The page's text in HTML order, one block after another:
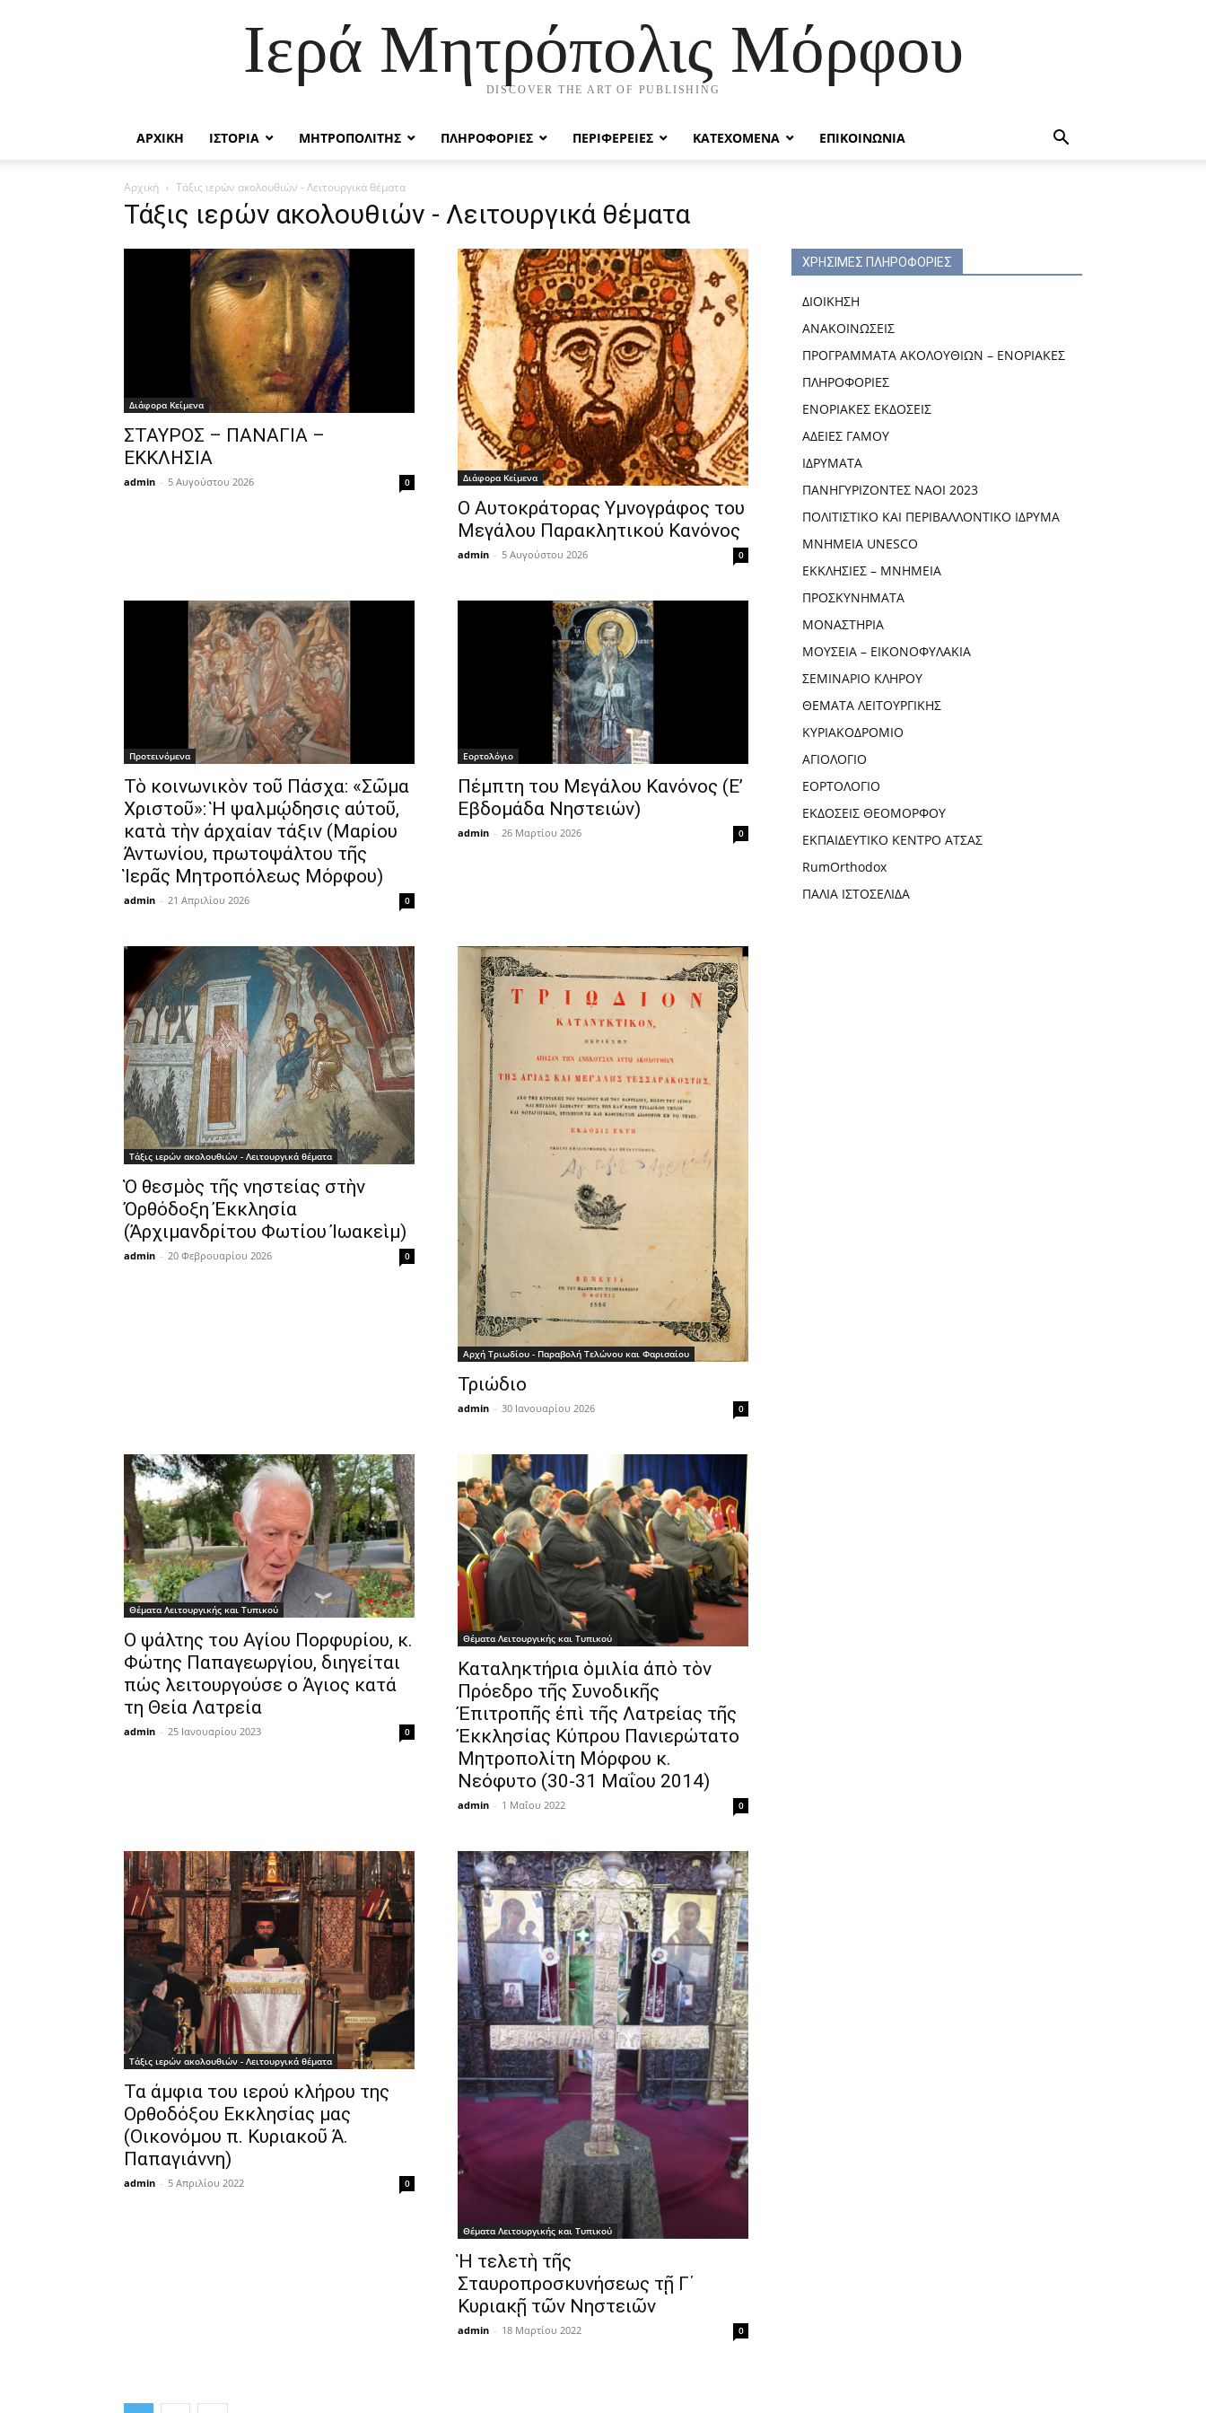
Ιερά Μητρόπολις Μόρφου
DISCOVER THE ART OF PUBLISHING
ΑΡΧΙΚΗ ΙΣΤΟΡΙΑ ΜΗΤΡΟΠΟΛΙΤΗΣ ΠΛΗΡΟΦΟΡΙΕΣ ΠΕΡΙΦΕΡΕΙΕΣ ΚΑΤΕΧΟΜΕΝΑ ΕΠΙΚΟΙΝΩΝΙΑ
Αρχική Τάξις ιερών ακολουθιών - Λειτουργικά θέματα
Τάξις ιερών ακολουθιών - Λειτουργικά θέματα
Διάφορα Κείμενα
ΣΤΑΥΡΟΣ – ΠΑΝΑΓΙΑ –
ΕΚΚΛΗΣΙΑ
admin - 5 Αυγούστου 2026 0 Διάφορα Κείμενα
Ο Αυτοκράτορας Υμνογράφος του
Μεγάλου Παρακλητικού Κανόνος
admin - 5 Αυγούστου 2026 0
Προτεινόμενα
Τὸ κοινωνικὸν τοῦ Πάσχα: «Σῶμα
Χριστοῦ»: Ἡ ψαλμῴδησις αὐτοῦ,
κατὰ τὴν ἀρχαίαν τάξιν (Μαρίου
Ἀντωνίου, πρωτοψάλτου τῆς
Ἱερᾶς Μητροπόλεως Μόρφου)
admin - 21 Απριλίου 2026 0
Εορτολόγιο
Πέμπτη του Μεγάλου Κανόνος (Ε’
Εβδομάδα Νηστειών)
admin - 26 Μαρτίου 2026 0
Τάξις ιερών ακολουθιών - Λειτουργικά θέματα
Ὁ θεσμὸς τῆς νηστείας στὴν
Ὀρθόδοξη Ἐκκλησία
(Ἀρχιμανδρίτου Φωτίου Ἰωακεὶμ)
admin - 20 Φεβρουαρίου 2026 0
Αρχή Τριωδίου - Παραβολή Τελώνου και Φαρισαίου
Τριώδιο
admin - 30 Ιανουαρίου 2026 0
Θέματα Λειτουργικής και Τυπικού
Ο ψάλτης του Αγίου Πορφυρίου, κ.
Φώτης Παπαγεωργίου, διηγείται
πώς λειτουργούσε ο Άγιος κατά
τη Θεία Λατρεία
admin - 25 Ιανουαρίου 2023 0
Θέματα Λειτουργικής και Τυπικού
Καταληκτήρια ὁμιλία ἀπὸ τὸν
Πρόεδρο τῆς Συνοδικῆς
Ἐπιτροπῆς ἐπὶ τῆς Λατρείας τῆς
Ἐκκλησίας Κύπρου Πανιερώτατο
Μητροπολίτη Μόρφου κ.
Νεόφυτο (30-31 Μαΐου 2014)
admin - 1 Μαΐου 2022 0
Τάξις ιερών ακολουθιών - Λειτουργικά θέματα
Τα άμφια του ιερού κλήρου της
Ορθοδόξου Εκκλησίας μας
(Οικονόμου π. Κυριακοῦ Ἀ.
Παπαγιάννη)
admin - 5 Απριλίου 2022 0
Θέματα Λειτουργικής και Τυπικού
Ἡ τελετὴ τῆς
Σταυροπροσκυνήσεως τῇ Γ΄
Κυριακῇ τῶν Νηστειῶν
admin - 18 Μαρτίου 2022 0
ΧΡΗΣΙΜΕΣ ΠΛΗΡΟΦΟΡΙΕΣ
ΔΙΟΙΚΗΣΗ
ΑΝΑΚΟΙΝΩΣΕΙΣ
ΠΡΟΓΡΑΜΜΑΤΑ ΑΚΟΛΟΥΘΙΩΝ – ΕΝΟΡΙΑΚΕΣ
ΠΛΗΡΟΦΟΡΙΕΣ
ΕΝΟΡΙΑΚΕΣ ΕΚΔΟΣΕΙΣ
ΑΔΕΙΕΣ ΓΑΜΟΥ
ΙΔΡΥΜΑΤΑ
ΠΑΝΗΓΥΡΙΖΟΝΤΕΣ ΝΑΟΙ 2023
ΠΟΛΙΤΙΣΤΙΚΟ ΚΑΙ ΠΕΡΙΒΑΛΛΟΝΤΙΚΟ ΙΔΡΥΜΑ
ΜΝΗΜΕΙΑ UNESCO
ΕΚΚΛΗΣΙΕΣ – ΜΝΗΜΕΙΑ
ΠΡΟΣΚΥΝΗΜΑΤΑ
ΜΟΝΑΣΤΗΡΙΑ
ΜΟΥΣΕΙΑ – ΕΙΚΟΝΟΦΥΛΑΚΙΑ
ΣΕΜΙΝΑΡΙΟ ΚΛΗΡΟΥ
ΘΕΜΑΤΑ ΛΕΙΤΟΥΡΓΙΚΗΣ
ΚΥΡΙΑΚΟΔΡΟΜΙΟ
ΑΓΙΟΛΟΓΙΟ
ΕΟΡΤΟΛΟΓΙΟ
ΕΚΔΟΣΕΙΣ ΘΕΟΜΟΡΦΟΥ
ΕΚΠΑΙΔΕΥΤΙΚΟ ΚΕΝΤΡΟ ΑΤΣΑΣ
RumOrthodox
ΠΑΛΙΑ ΙΣΤΟΣΕΛΙΔΑ